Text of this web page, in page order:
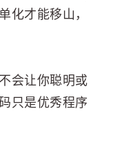
化才能移山，
会让你聪明或
只是优秀程序